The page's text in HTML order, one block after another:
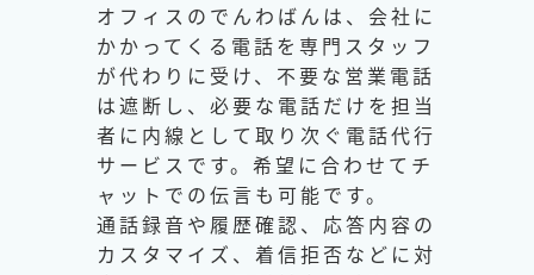
オフィスのでんわばんは、会社に
かかってくる電話を専門スタッフ
が代わりに受け、不要な営業電話
は遮断し、必要な電話だけを担当
者に内線として取り次ぐ電話代行
サービスです。希望に合わせてチ
ャットでの伝言も可能です。
通話録音や履歴確認、応答内容の
カスタマイズ、着信拒否などに対